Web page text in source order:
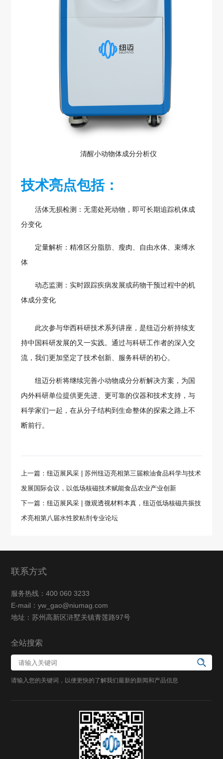
清醒小动物体成分分析仪
技术亮点包括：
活体无损检测：无需处死动物，即可长期追踪机体成
分变化
定量解析：精准区分脂肪、瘦肉、自由水体、束缚水
体
动态监测：实时跟踪疾病发展或药物干预过程中的机
体成分变化
此次参与华西科研技术系列讲座，是纽迈分析持续支
持中国科研发展的又一实践。通过与科研工作者的深入交
流，我们更加坚定了技术创新、服务科研的初心。
纽迈分析将继续完善小动物成分分析解决方案，为国
内外科研单位提供更先进、更可靠的仪器和技术支持，与
科学家们一起，在从分子结构到生命整体的探索之路上不
断前行。
上一篇：纽迈展风采 | 苏州纽迈亮相第三届粮油食品科学与技术
发展国际会议，以低场核磁技术赋能食品农业产业创新
下一篇：纽迈展风采 | 微观透视材料本真，纽迈低场核磁共振技
术亮相第八届水性胶粘剂专业论坛
联系方式
服务热线：400 060 3233
E-mail：yw_gao@niumag.com
地址：苏州高新区浒墅关镇青莲路97号
全站搜索
请输入您的关键词，以便更快的了解我们最新的新闻和产品信息